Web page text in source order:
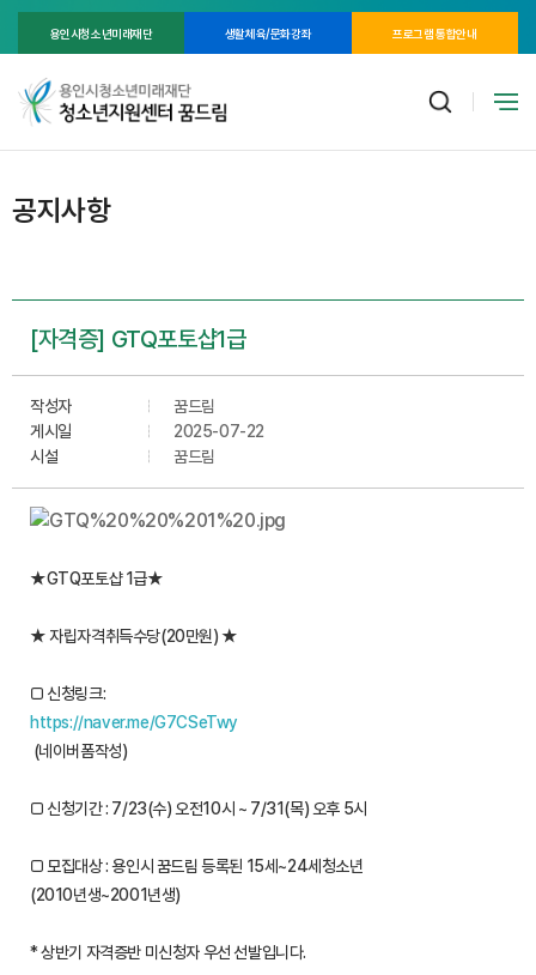
용인시청소년미래재단 생활체육/문화강좌 프로그램 통합안내
공지사항
[자격증] GTQ포토샵1급
작성자
꿈드림
게시일
2025-07-22
시설
꿈드림
★GTQ포토샵 1급★
★ 자립자격취득수당(20만원) ★
□ 신청링크:
https://naver.me/G7CSeTwy
(네이버폼작성)
□ 신청기간 : 7/23(수) 오전10시 ~ 7/31(목) 오후 5시
□ 모집대상 : 용인시 꿈드림 등록된 15세~24세청소년
(2010년생~2001년생)
* 상반기 자격증반 미신청자 우선 선발입니다.